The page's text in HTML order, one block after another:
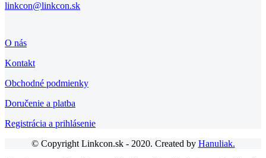
linkcon@linkcon.sk
O nás
Kontakt
Obchodné podmienky
Doručenie a platba
Registrácia a prihlásenie
© Copyright Linkcon.sk - 2020. Created by Hanuliak.